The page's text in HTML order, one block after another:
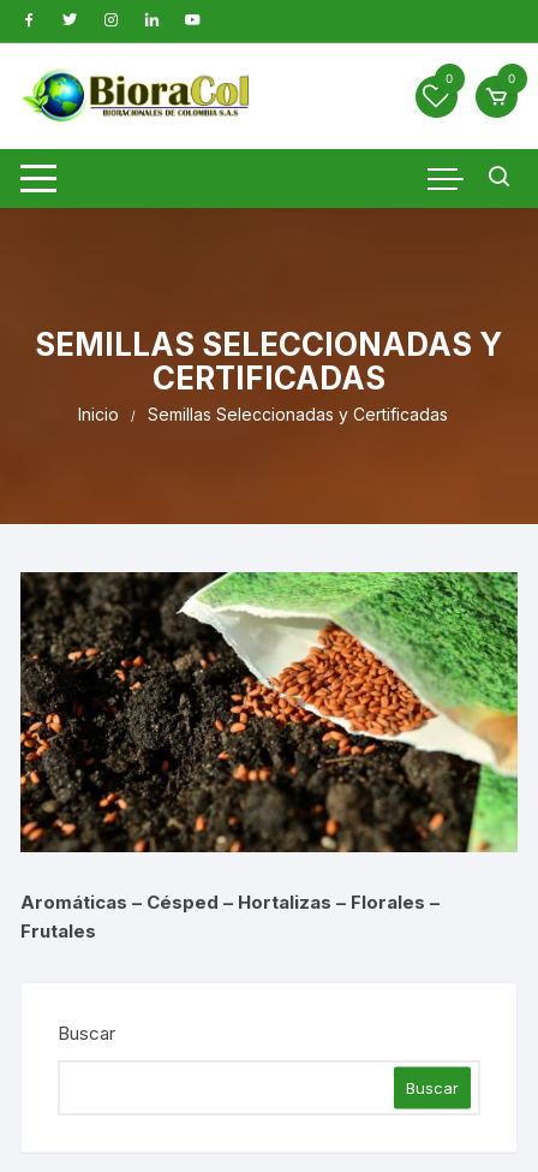
Saltar
al
contenido
0 0
SEMILLAS SELECCIONADAS Y
CERTIFICADAS
Inicio Semillas Seleccionadas y Certificadas
Aromáticas – Césped – Hortalizas – Florales –
Frutales
Buscar
Buscar